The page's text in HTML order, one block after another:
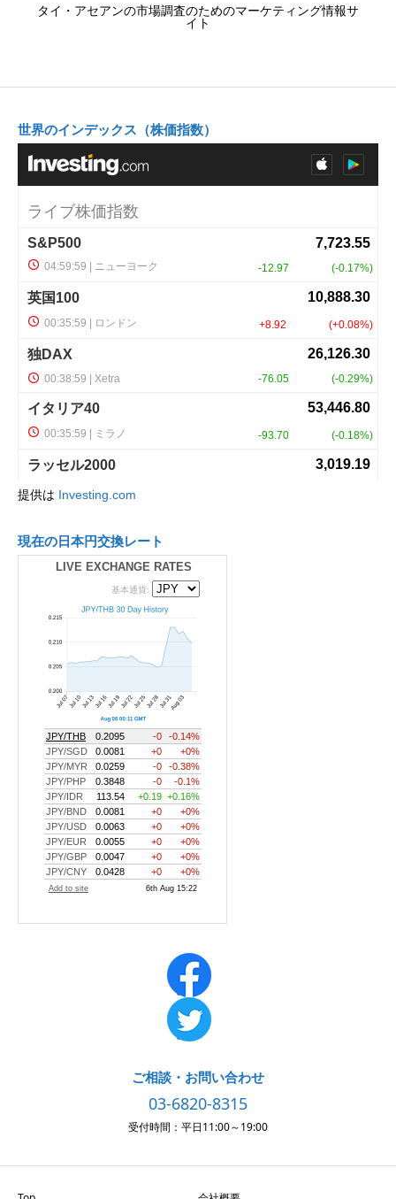
タイ・アセアンの市場調査のためのマーケティング情報サ
イト
世界のインデックス（株価指数）
提供は Investing.com
現在の日本円交換レート
LIVE EXCHANGE RATES
ご相談・お問い合わせ
03-6820-8315
受付時間：平日11:00～19:00